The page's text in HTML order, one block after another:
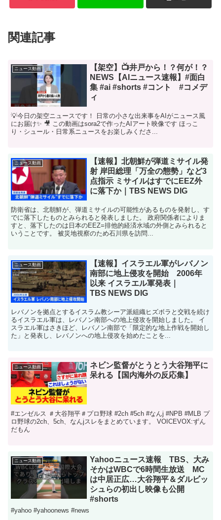
関連記事
ニュース動画
【架空】📺井戸から！？何が！？
NEWS【AIニュース速報】#面白
集 #ai #shorts #コント #コメデ
ィ
💡今日の架空ニュースです！ 日常の小さな出来事をAIがニュース風
にお届け✨ 🎥 この動画はsora2で作ったAIアート映像です ほっこ
り・シュール・日常系ニュースをお楽しみくださ...
ニュース動画
【速報】北朝鮮が弾道ミサイル発
射 岸田総理「万全の態勢」など3
点指示 ミサイルはすでにEEZ外
に落下か｜TBS NEWS DIG
防衛省は、北朝鮮が、弾道ミサイルの可能性があるものを発射し、す
でに落下したものとみられると発表しました。 政府関係者によりま
すと、落下したのは日本のEEZ=排他的経済水域の外側とみられると
いうことです。 被災地視察のため石川県を訪問...
ニュース動画
【速報】イスラエル軍がレバノン
南部に地上侵攻を開始 2006年
以来 イスラエル軍発表｜
TBS NEWS DIG
レバノンを拠点とするイスラム教シーア派組織ヒズボラと交戦を続け
るイスラエル軍は、レバノン南部への地上侵攻を開始しました。 イ
スラエル軍はさきほど、レバノン南部で「限定的な地上作戦を開始し
た」と発表し、レバノンへの地上侵攻を始めたことを...
ニュース動画
ネビン監督がとうとう大谷翔平に
呆れる【国内海外の反応集】
#エンゼルス ＃大谷翔平＃プロ野球 #2ch #5ch #なんj #NPB #MLB プ
ロ野球の2ch、5ch、なんjスレをまとめています。 VOICEVOX:ずん
だもん
ニュース動画
Yahooニュース速報 TBS、大み
そかはWBCで6時間生放送 MC
は中居正広…大谷翔平＆ダルビッ
シュらの初出し映像も公開
#shorts
#yahoo #yahoonews #news